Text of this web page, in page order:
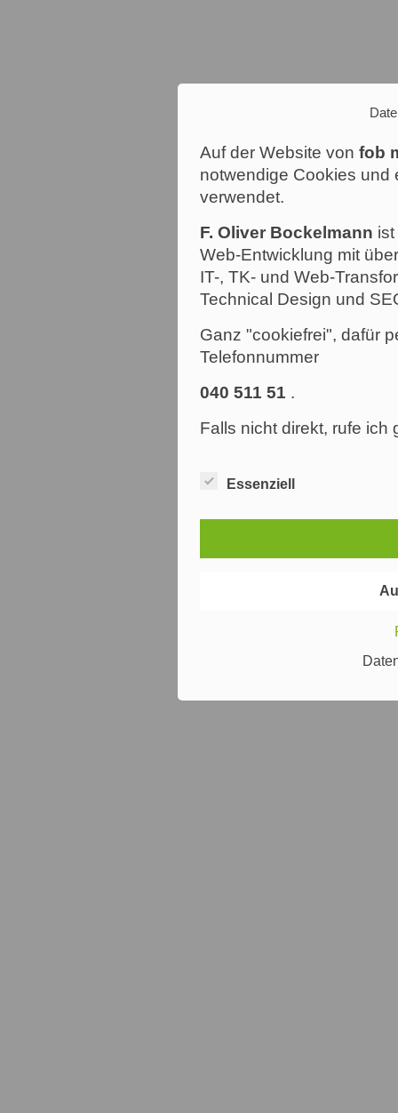
Auf der Website von fob
notwendige Cookies und
verwendet.
F. Oliver Bockelmann
Web-Entwicklung mit
IT-, TK- und Web-
Technical Design und
Ganz "cookiefrei", dafür
Telefonnummer
040 511 51 .
Falls nicht direkt, rufe ich
Essenziell